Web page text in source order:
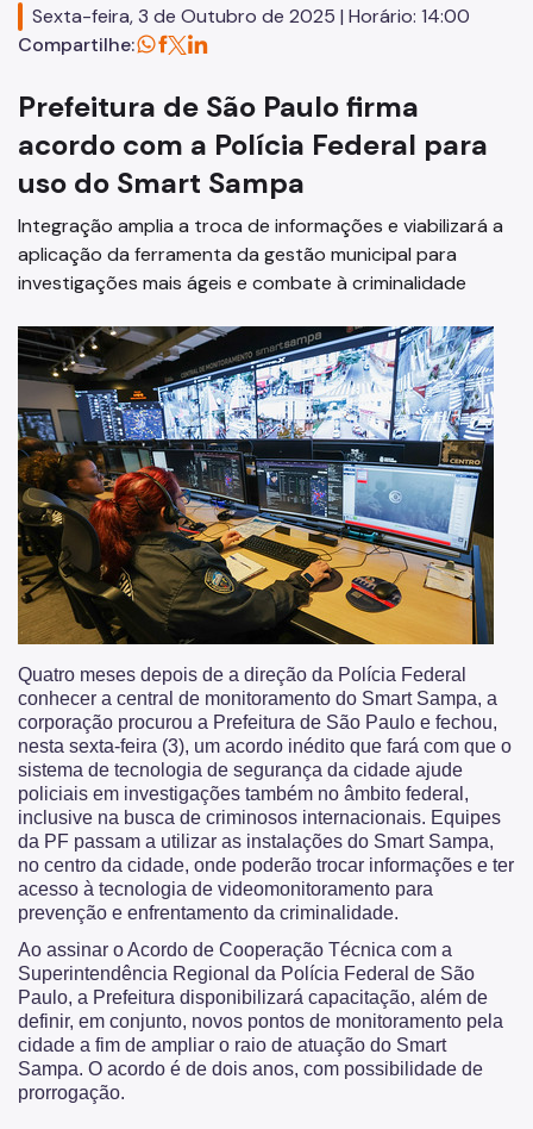
Defesa Civil Municipal
Ouvidoria Municipal de Segurança Urbana
Legislação
Atas de RP
Imprensa
Sexta-feira, 3 de Outubro de 2025 | Horário: 14:00
Compartilhe:
Prefeitura de São Paulo firma
acordo com a Polícia Federal para
uso do Smart Sampa
Integração amplia a troca de informações e viabilizará a
aplicação da ferramenta da gestão municipal para
investigações mais ágeis e combate à criminalidade
Quatro meses depois de a direção da Polícia Federal
conhecer a central de monitoramento do Smart Sampa, a
corporação procurou a Prefeitura de São Paulo e fechou,
nesta sexta-feira (3), um acordo inédito que fará com que o
sistema de tecnologia de segurança da cidade ajude
policiais em investigações também no âmbito federal,
inclusive na busca de criminosos internacionais. Equipes
da PF passam a utilizar as instalações do Smart Sampa,
no centro da cidade, onde poderão trocar informações e ter
acesso à tecnologia de videomonitoramento para
prevenção e enfrentamento da criminalidade.
Ao assinar o Acordo de Cooperação Técnica com a
Superintendência Regional da Polícia Federal de São
Paulo, a Prefeitura disponibilizará capacitação, além de
definir, em conjunto, novos pontos de monitoramento pela
cidade a fim de ampliar o raio de atuação do Smart
Sampa. O acordo é de dois anos, com possibilidade de
prorrogação.